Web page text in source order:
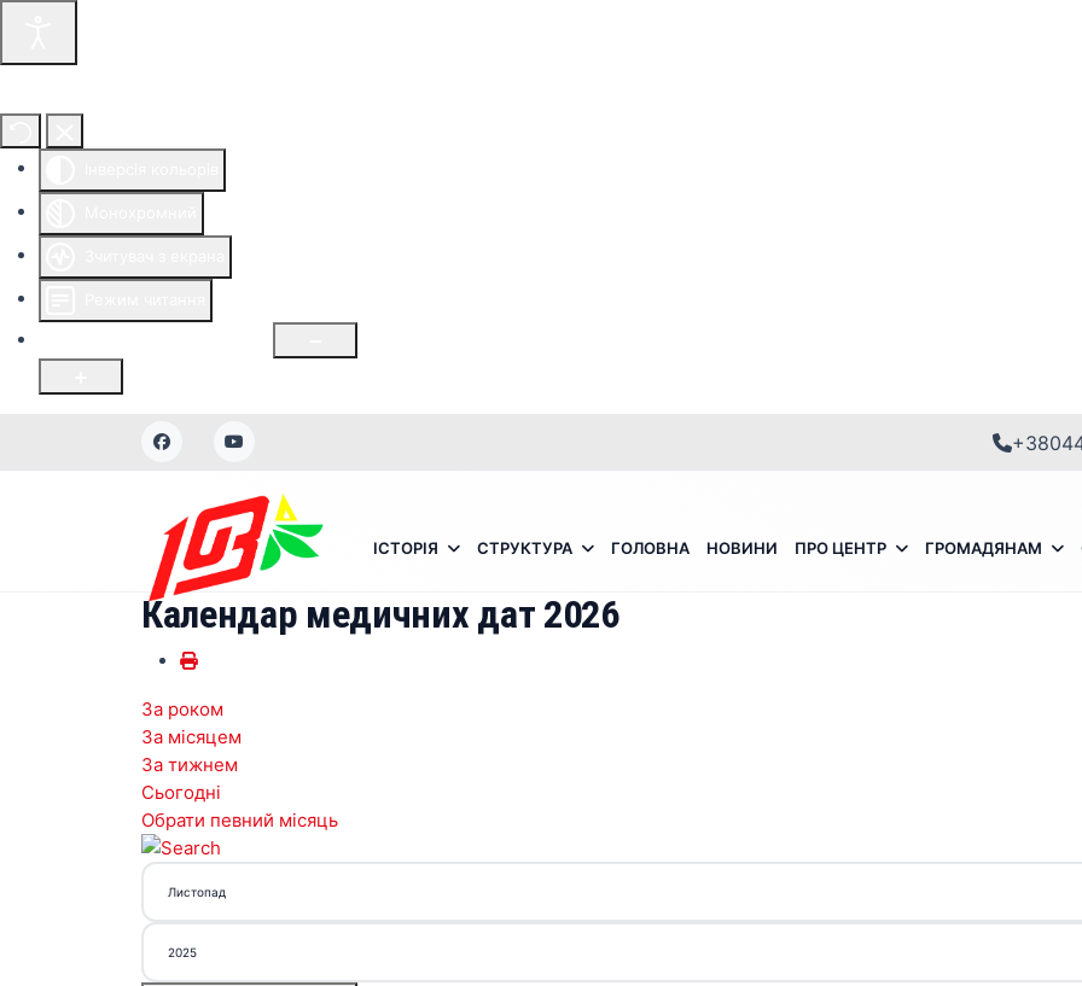
ІСТОРІЯ СТРУКТУРА ГОЛОВНА НОВИНИ ПРО ЦЕНТР ГРОМАДЯНАМ
Календар медичних дат 2026
За роком
За місяцем
За тижнем
Сьогодні
Обрати певний місяць